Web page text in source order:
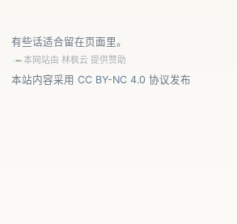
有些话适合留在页面里。
本网站由林枫云 提供赞助
本站内容采用 CC BY-NC 4.0协议发布